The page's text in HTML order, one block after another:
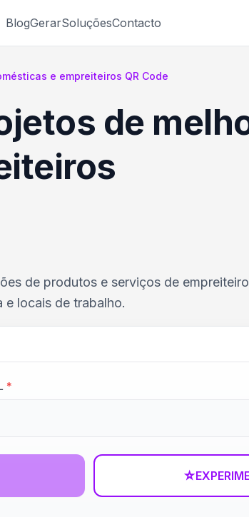
BlogGerarSoluçõesContacto
e empreiteiros QR Code
de
de produtos e serviços de
e locais de trabalho.
*
☆